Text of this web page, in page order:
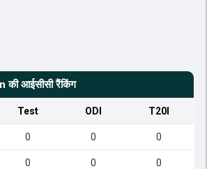
की आईसीसी रैंकिंग
Test ODI T20I
0 0 0
0 0 0